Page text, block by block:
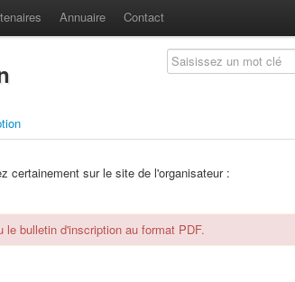
Annuaire Contact
certainement sur le site de l'organisateur :
bulletin d'inscription au format PDF.